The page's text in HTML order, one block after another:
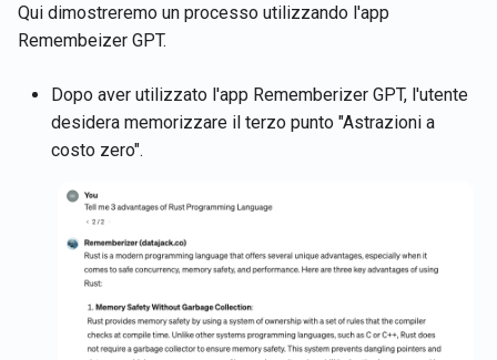
Qui dimostreremo un processo utilizzando l'app
Remembeizer GPT.
Dopo aver utilizzato l'app Rememberizer GPT, l'utente
desidera memorizzare il terzo punto "Astrazioni a
costo zero".